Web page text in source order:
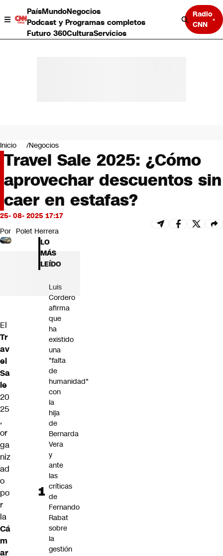
PaísMundoNegocios
Podcast y Programas completos
Futuro 360CulturaServicios
Radio
CNN
Negocios
Deportes
Programas completos
Cultura
Servicios
Bits
CNN tiempo
Futuro 360
Opinión
Inicio Negocios
Travel Sale 2025: ¿Cómo
aprovechar descuentos sin
caer en estafas?
25- 08- 2025 17:17
Por Polet Herrera
El
Tr
av
el
Sa
le
20
25
,
or
ga
niz
ad
o
po
r
la
Cá
m
ar
LO
MÁS
LEÍDO
Luis
Cordero
afirma
que
ha
existido
una
"falta
de
humanidad"
con
la
hija
de
Bernarda
Vera
y
ante
las
críticas
de
Fernando
Rabat
sobre
la
gestión